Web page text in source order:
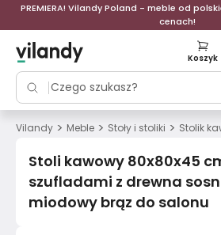
PREMIERA! Vilandy Poland - meble od
cenach!
Koszyk
Vilandy > Meble > Stoły i stoliki > Stolik
Stoli kawowy 80x80x45
szufladami z drewna
miodowy brąz do salonu